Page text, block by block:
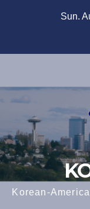
Sun.
Korean-